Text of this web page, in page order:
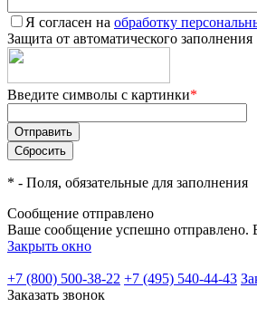
Я согласен на обработку
Защита от автоматического заполнения
Введите символы с картинки*
* - Поля, обязательные для заполнения
Сообщение отправлено
Ваше сообщение успешно отправлено.
Закрыть окно
+7 (800) 500-38-22 +7 (495) 540-44-43
Заказать звонок